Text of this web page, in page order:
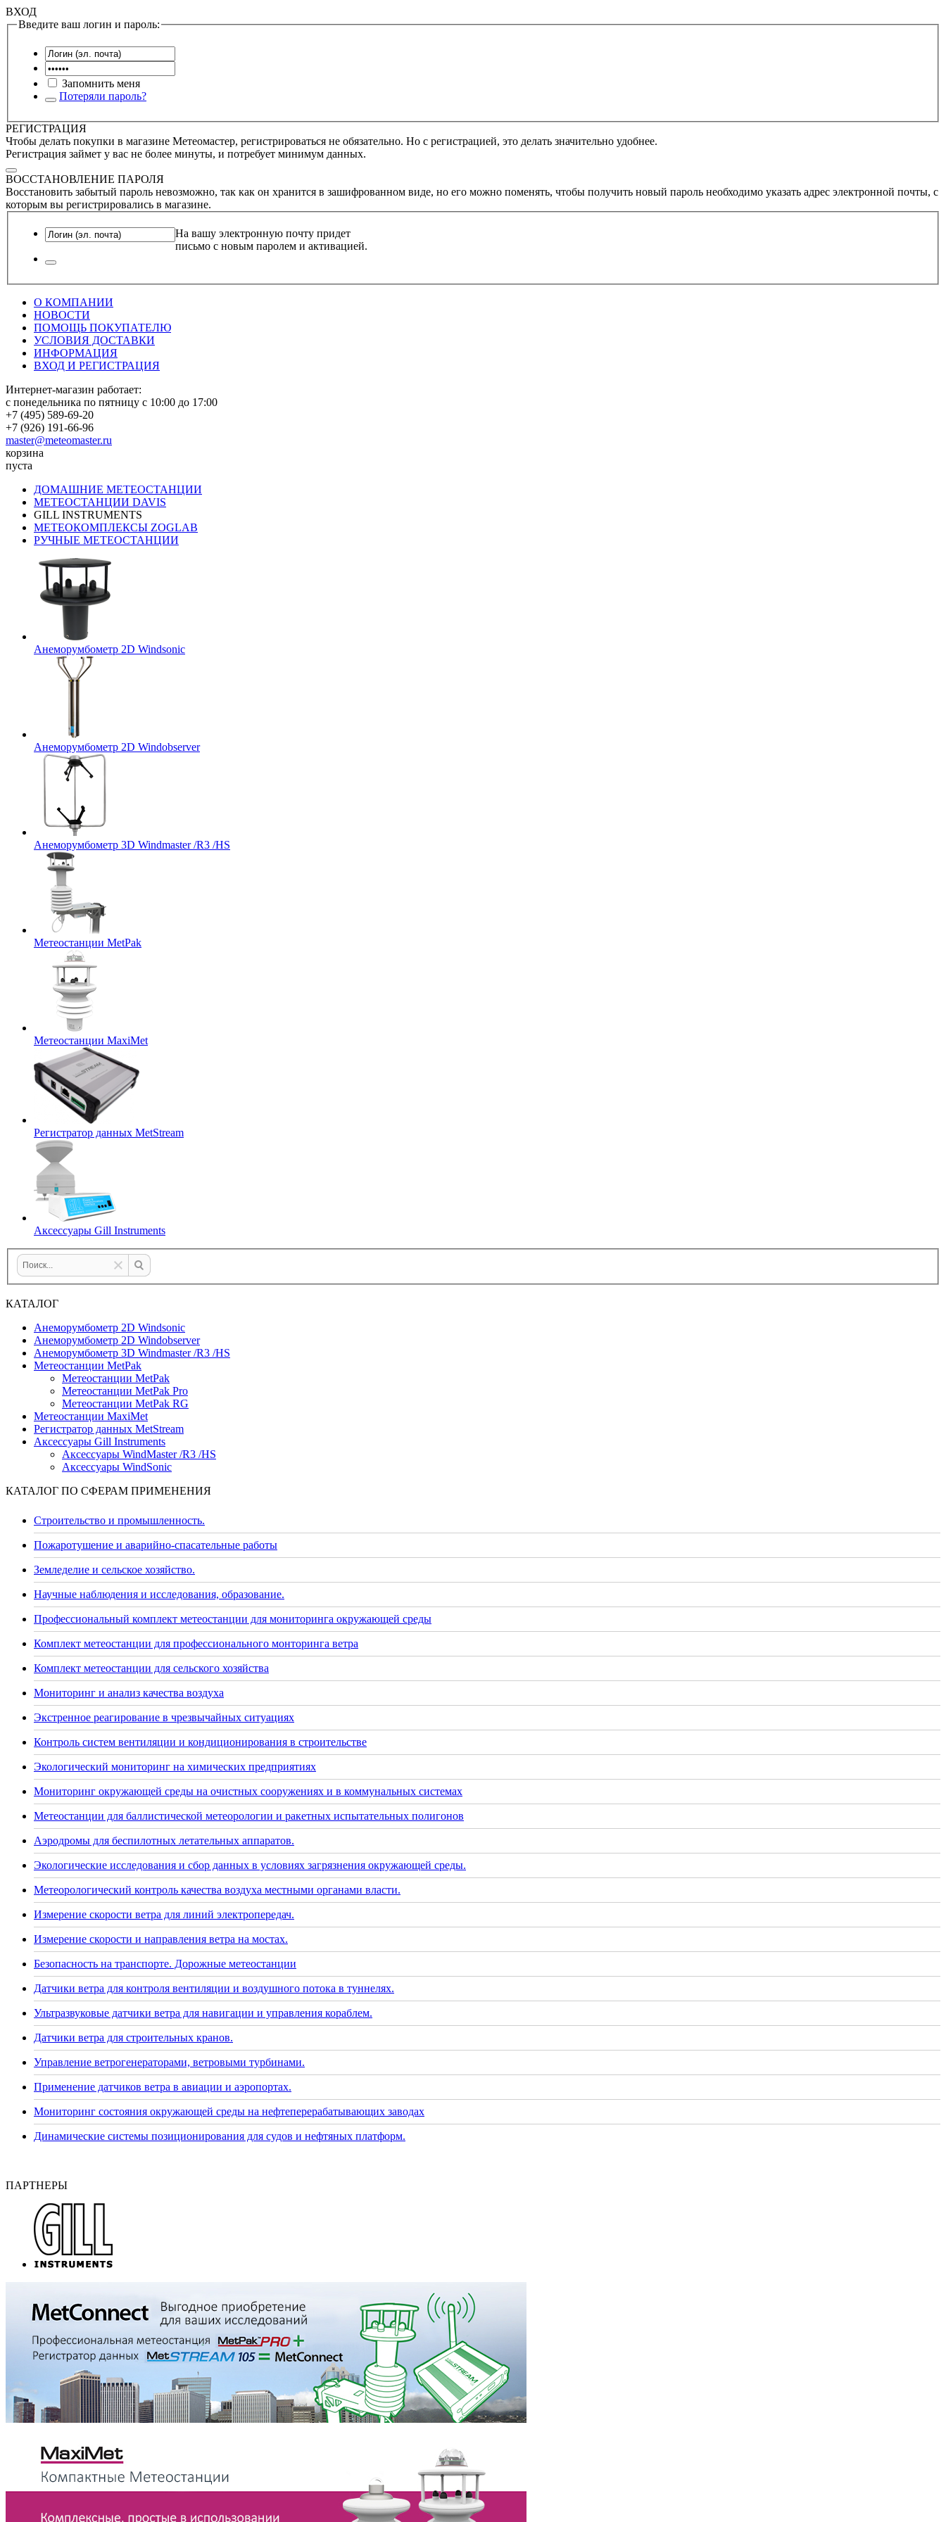
ВХОД
Введите ваш логин и пароль:
Запомнить меня
Потеряли пароль?
РЕГИСТРАЦИЯ
Чтобы делать покупки в магазине Метеомастер, регистрироваться не обязательно. Но с регистрацией, это делать значительно удобнее.
Регистрация займет у вас не более минуты, и потребует минимум данных.
ВОССТАНОВЛЕНИЕ ПАРОЛЯ
Восстановить забытый пароль невозможно, так как он хранится в зашифрованном виде, но его можно поменять, чтобы получить новый пароль необходимо указать адрес электронной почты, с
которым вы регистрировались в магазине.
На вашу электронную почту придет
письмо с новым паролем и активацией.
О КОМПАНИИ
НОВОСТИ
ПОМОЩЬ ПОКУПАТЕЛЮ
УСЛОВИЯ ДОСТАВКИ
ИНФОРМАЦИЯ
ВХОД И РЕГИСТРАЦИЯ
Интернет-магазин работает:
с понедельника по пятницу с 10:00 до 17:00
+7 (495) 589-69-20
+7 (926) 191-66-96
master@meteomaster.ru
корзина
пуста
ДОМАШНИЕ МЕТЕОСТАНЦИИ
МЕТЕОСТАНЦИИ DAVIS
GILL INSTRUMENTS
МЕТЕОКОМПЛЕКСЫ ZOGLAB
РУЧНЫЕ МЕТЕОСТАНЦИИ
Анеморумбометр 2D Windsonic
Анеморумбометр 2D Windobserver
Анеморумбометр 3D Windmaster /R3 /HS
Метеостанции MetPak
Метеостанции MaxiMet
Регистратор данных MetStream
Аксессуары Gill Instruments
КАТАЛОГ
Анеморумбометр 2D Windsonic
Анеморумбометр 2D Windobserver
Анеморумбометр 3D Windmaster /R3 /HS
Метеостанции MetPak
Метеостанции MetPak
Метеостанции MetPak Pro
Метеостанции MetPak RG
Метеостанции MaxiMet
Регистратор данных MetStream
Аксессуары Gill Instruments
Аксессуары WindMaster /R3 /HS
Аксессуары WindSonic
КАТАЛОГ ПО СФЕРАМ ПРИМЕНЕНИЯ
Строительство и промышленность.
Пожаротушение и аварийно-спасательные работы
Земледелие и сельское хозяйство.
Научные наблюдения и исследования, образование.
Профессиональный комплект метеостанции для мониторинга окружающей среды
Комплект метеостанции для профессионального монторинга ветра
Комплект метеостанции для сельского хозяйства
Мониторинг и анализ качества воздуха
Экстренное реагирование в чрезвычайных ситуациях
Контроль систем вентиляции и кондиционирования в строительстве
Экологический мониторинг на химических предприятиях
Мониторинг окружающей среды на очистных сооружениях и в коммунальных системах
Метеостанции для баллистической метеорологии и ракетных испытательных полигонов
Аэродромы для беспилотных летательных аппаратов.
Экологические исследования и сбор данных в условиях загрязнения окружающей среды.
Метеорологический контроль качества воздуха местными органами власти.
Измерение скорости ветра для линий электропередач.
Измерение скорости и направления ветра на мостах.
Безопасность на транспорте. Дорожные метеостанции
Датчики ветра для контроля вентиляции и воздушного потока в туннелях.
Ультразвуковые датчики ветра для навигации и управления кораблем.
Датчики ветра для строительных кранов.
Управление ветрогенераторами, ветровыми турбинами.
Применение датчиков ветра в авиации и аэропортах.
Мониторинг состояния окружающей среды на нефтеперерабатывающих заводах
Динамические системы позиционирования для судов и нефтяных платформ.
ПАРТНЕРЫ